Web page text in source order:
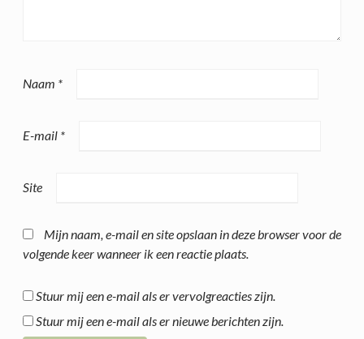
Naam *
E-mail *
Site
Mijn naam, e-mail en site opslaan in deze browser voor de
volgende keer wanneer ik een reactie plaats.
Stuur mij een e-mail als er vervolgreacties zijn.
Stuur mij een e-mail als er nieuwe berichten zijn.